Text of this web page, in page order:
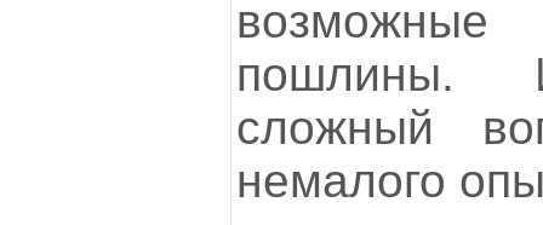
пошлины.
сложный
немалого